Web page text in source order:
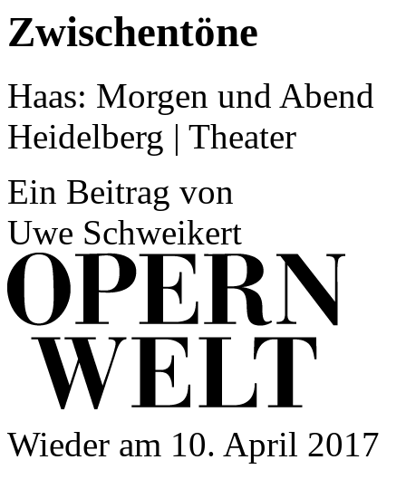
Zwischentöne
Haas: Morgen und Abend
Heidelberg | Theater
Ein Beitrag von
Uwe Schweikert
Wieder am 10. April 2017